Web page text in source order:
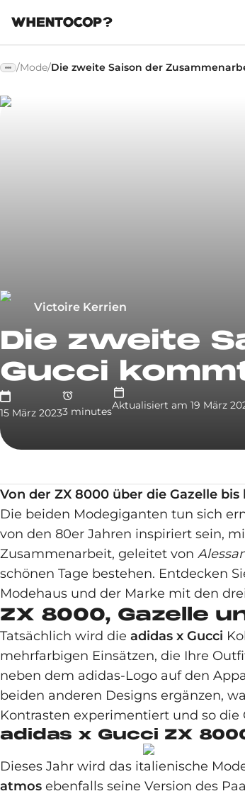
/Mode/Die zweite Saison der
Victoire Kerrien
Die zweite
Gucci
15 März 20233 minutesAktualisiert am 19 März
Von der ZX 8000 über die Gazelle
Die beiden Modegiganten tun sich
von den 80er Jahren inspiriert sein,
Zusammenarbeit, geleitet von
schönen Tage bestehen. Entdecken
Modehaus und der Marke mit den
ZX 8000, Gazelle
Tatsächlich wird die adidas x Gucci
mehrfarbigen Einsätzen, die Ihre
neben dem adidas-Logo auf den
beiden anderen Designs ergänzen,
Kontrasten experimentiert und so
adidas x Gucci ZX
Dieses Jahr wird das italienische
atmos ebenfalls seine Version des